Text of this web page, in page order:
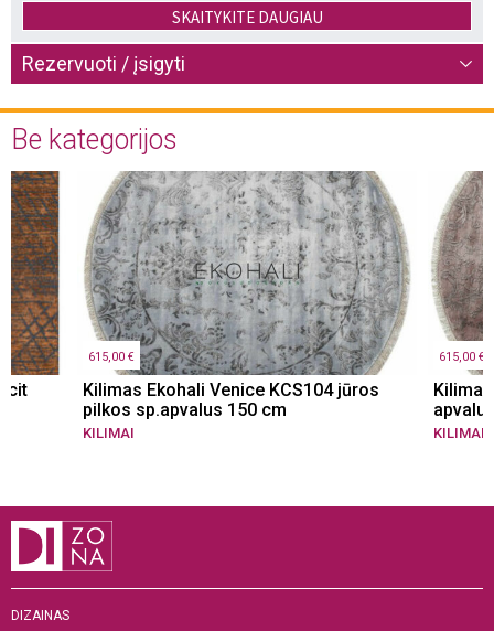
„Eko Hali” siūlo aukštos kokybės ir greitos gamybos
mašinomis, staklėmis bei rankomis išaustų kilimų,
kilimėlių vaikams ir kūdikiams, skiautinių bei ilgo
plauko kilimų kolekcijas. „Eko Hali” yra stabilus
pajėgumų, korporatyvinių paslaugų ir pasitikėjimo
santykių su klientais, tuo pačiu sutelkdama dėmesį į
tai, kad gamyba būtų ekologiška.
SKAITYKITE DAUGIAU
Rezervuoti / įsigyti
Be kategorijos
615,00 €
Kilimas Ekohali Venice KCS104 jūros
pilkos sp.apvalus 150 cm
KILIMAI
615,00 €
KILIMAI
DIZAINAS